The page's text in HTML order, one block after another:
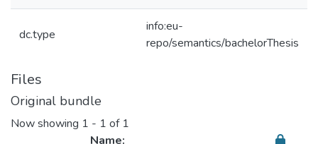
dc.type
info:eu-
repo/semantics/bachelorThesis
Files
Original bundle
Now showing 1 - 1 of 1
Name: